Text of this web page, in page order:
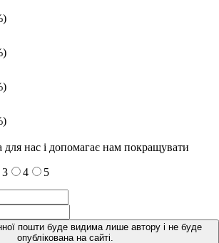
нас і допомагає нам покращувати
3 4
5